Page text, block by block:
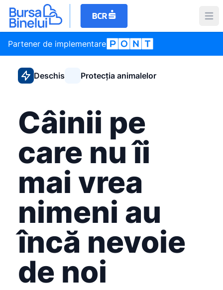
Partener de implementare
Deschis Protecția animalelor
Câinii pe
care nu îi
mai vrea
nimeni au
încă nevoie
de noi